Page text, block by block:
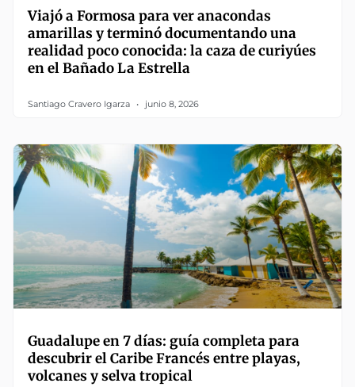
Viajó a Formosa para ver anacondas
amarillas y terminó documentando una
realidad poco conocida: la caza de curiyúes
en el Bañado La Estrella
Santiago Cravero Igarza junio 8, 2026
Guadalupe en 7 días: guía completa para
descubrir el Caribe Francés entre playas,
volcanes y selva tropical